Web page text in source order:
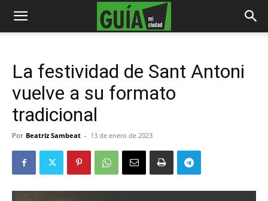
La festividad de Sant Antoni
vuelve a su formato
tradicional
Por Beatriz Sambeat - 13 de enero de 2023